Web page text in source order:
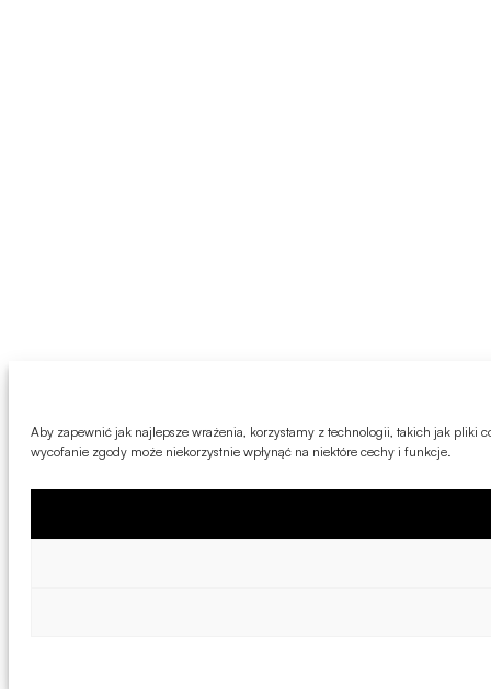
Aby zapewnić jak najlepsze wrażenia, korzystamy z technologii, takich jak
wycofanie zgody może niekorzystnie wpłynąć na niektóre cechy i funkcje.